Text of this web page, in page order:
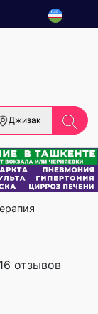
Джизак
отзывов